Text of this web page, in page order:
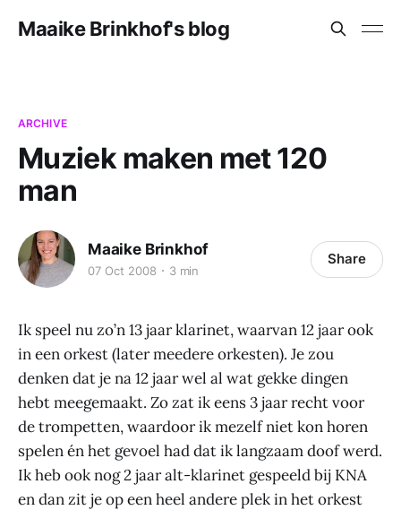
Maaike Brinkhof's blog
ARCHIVE
Muziek maken met 120
man
Maaike Brinkhof
07 Oct 2008 3 min
Share
Ik speel nu zo’n 13 jaar klarinet, waarvan 12 jaar ook
in een orkest (later meedere orkesten). Je zou
denken dat je na 12 jaar wel al wat gekke dingen
hebt meegemaakt. Zo zat ik eens 3 jaar recht voor
de trompetten, waardoor ik mezelf niet kon horen
spelen én het gevoel had dat ik langzaam doof werd.
Ik heb ook nog 2 jaar alt-klarinet gespeeld bij KNA
en dan zit je op een heel andere plek in het orkest